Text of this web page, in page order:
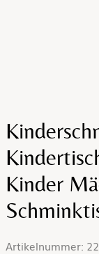
Kinder
Artikelnummer: